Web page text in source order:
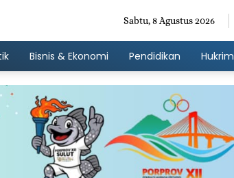
Sabtu, 8 Agustus 2026
Bisnis & Ekonomi Pendidikan Hukrim